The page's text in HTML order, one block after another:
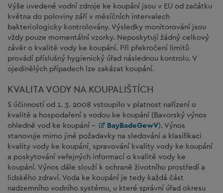
Výše uvedené vodní zdroje ke koupání jsou v EU od začátku
května do poloviny září v měsíčních intervalech
bakteriologicky kontrolovány. Výsledky monitorování jsou
vždy pouze momentální vzorky. Neposkytují žádný celkový
závěr o kvalitě vody ke koupání. Při překročení limitů
provádí příslušný hygienický úřad následnou kontrolu. V
ojedinělých případech lze zakázat koupání.
KVALITA VODY NA KOUPALIŠTÍCH
S účinností od 1. 3. 2008 vstoupilo v platnost nařízení o
kvalitě a hospodaření s vodou ke koupání (Bavorský výnos
ohledně vod ke koupání -
BayBadeGewV). Výnos
stanovuje mimo jiné požadavky na sledování a klasifikaci
kvality vody ke koupání, spravování kvality vody ke koupání
a poskytování veřejných informací o kvalitě vody ke
koupání. Výnos dále slouží k ochraně životního prostředí a
lidského zdraví. Voda ke koupání je tedy každá část
nadzemního vodního systému, u které správní úřad okresu